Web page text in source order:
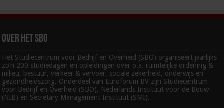
Over het SBO
Het Studiecentrum voor Bedrijf en Overheid (SBO) organiseert jaarlijks
zo’n 200 studiedagen en opleidingen over o.a. ruimtelijke ordening &
milieu, bestuur, verkeer & vervoer, sociale zekerheid, onderwijs en
gezondheidszorg. Onderdeel van Euroforum BV zijn Studiecentrum
voor Bedrijf en Overheid (SBO), Nederlands Instituut voor de Bouw
(NIB) en Secretary Management Instituut (SMI).